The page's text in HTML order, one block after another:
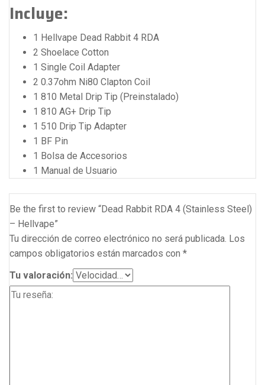
Incluye:
1 Hellvape Dead Rabbit 4 RDA
2 Shoelace Cotton
1 Single Coil Adapter
2 0.37ohm Ni80 Clapton Coil
1 810 Metal Drip Tip (Preinstalado)
1 810 AG+ Drip Tip
1 510 Drip Tip Adapter
1 BF Pin
1 Bolsa de Accesorios
1 Manual de Usuario
Be the first to review “Dead Rabbit RDA 4 (Stainless Steel)
– Hellvape”
Tu dirección de correo electrónico no será publicada. Los
campos obligatorios están marcados con *
Tu valoración: